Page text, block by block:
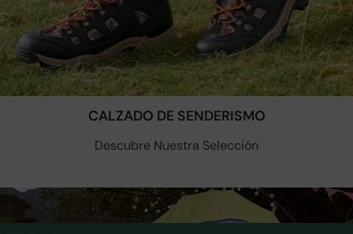
CALZADO DE SENDERISMO
Descubre Nuestra Selección